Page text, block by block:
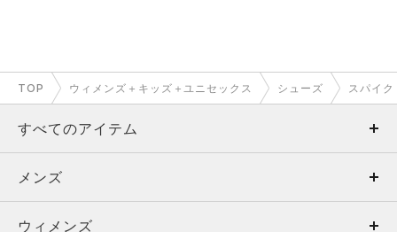
TOP ウィメンズ＋キッズ＋ユニセックス シューズ スパイク
すべてのアイテム
メンズ
ウィメンズ
メンズ
トップス
ウィメンズ